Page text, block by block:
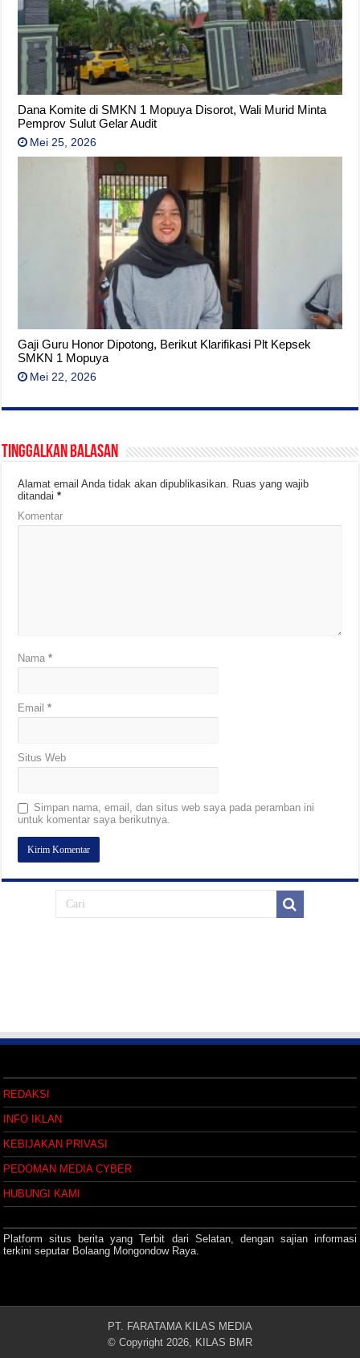
Dana Komite di SMKN 1 Mopuya Disorot, Wali Murid Minta
Pemprov Sulut Gelar Audit
Mei 25, 2026
Gaji Guru Honor Dipotong, Berikut Klarifikasi Plt Kepsek
SMKN 1 Mopuya
Mei 22, 2026
Tinggalkan Balasan
Alamat email Anda tidak akan dipublikasikan. Ruas yang wajib
ditandai*
Komentar
Nama*
Email*
Situs Web
Simpan nama, email, dan situs web saya pada peramban ini
untuk komentar saya berikutnya.
REDAKSI
INFO IKLAN
KEBIJAKAN PRIVASI
PEDOMAN MEDIA CYBER
HUBUNGI KAMI
Platform situs berita yang Terbit dari Selatan, dengan sajian informasi
terkini seputar Bolaang Mongondow Raya.
PT. FARATAMA KILAS MEDIA
© Copyright 2026, KILAS BMR